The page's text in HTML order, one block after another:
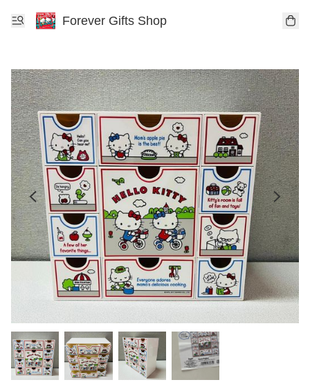
Forever Gifts Shop